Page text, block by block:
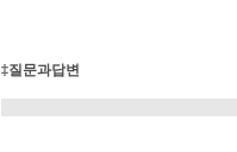
‡질문과답변